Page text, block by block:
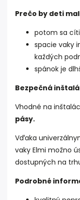
Prečo by deti
potom sa
spacie vaky
každých
spánok je
Bezpečná
Vhodné na
pásy.
Vďaka
vaky Elmi možno
dostupných na
Podrobné